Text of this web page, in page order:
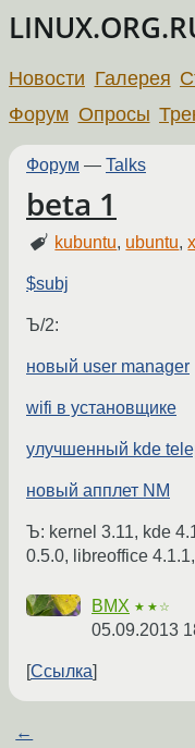
Новости Галерея
Форум Опросы
Форум — Talks
beta 1
kubuntu, ubuntu,
$subj
Ъ/2:
новый user manager
wifi в установщике
улучшенный kde
новый апплет NM
Ъ: kernel 3.11, kde
0.5.0, libreoffice
BMX ★★☆
05.09.2013
Ссылка
←